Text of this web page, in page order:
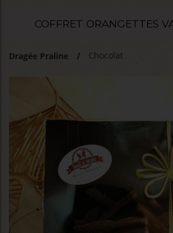
COFFRET ORANGETTES
Dragée Praline Chocolat